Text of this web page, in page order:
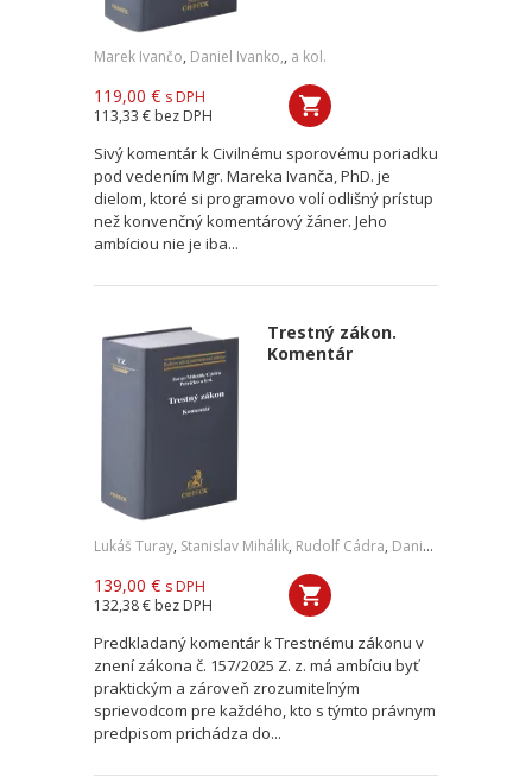
Marek Ivančo, Daniel Ivanko,, a kol.
119,00 € s DPH
113,33 € bez DPH
Sivý komentár k Civilnému sporovému poriadku
pod vedením Mgr. Mareka Ivanča, PhD. je
dielom, ktoré si programovo volí odlišný prístup
než konvenčný komentárový žáner. Jeho
ambíciou nie je iba...
Trestný zákon.
Komentár
Lukáš Turay, Stanislav Mihálik, Rudolf Cádra, Daniel Petričko
139,00 € s DPH
132,38 € bez DPH
Predkladaný komentár k Trestnému zákonu v
znení zákona č. 157/2025 Z. z. má ambíciu byť
praktickým a zároveň zrozumiteľným
sprievodcom pre každého, kto s týmto právnym
predpisom prichádza do...